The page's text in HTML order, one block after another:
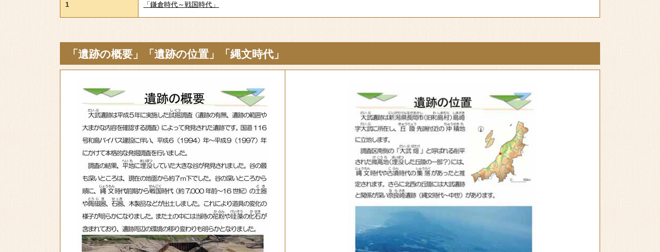
1 「鎌倉時代～戦国時代」
「遺跡の概要」「遺跡の位置」「縄文時代」